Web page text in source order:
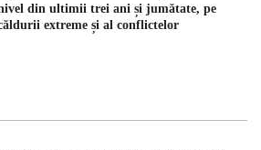
din ultimii trei ani și jumătate, pe
extreme și al conflictelor